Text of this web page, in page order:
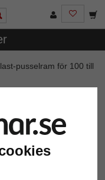
pusselram för 100 till
till 500